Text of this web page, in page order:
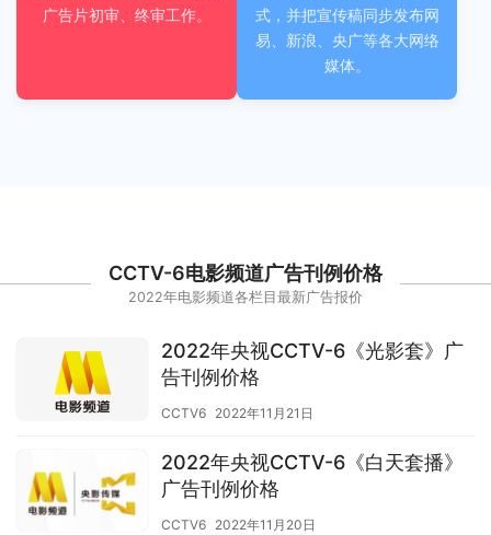
广告片初审、终审工作。
式，并把宣传稿同步发布网
易、新浪、央广等各大网络
媒体。
CCTV-6电影频道广告刊例价格
2022年电影频道各栏目最新广告报价
2022年央视CCTV-6《光影套》广
告刊例价格
CCTV6 2022年11月21日
2022年央视CCTV-6《白天套播》
广告刊例价格
CCTV6 2022年11月20日